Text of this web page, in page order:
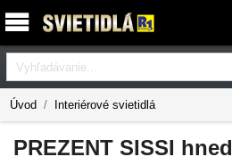
Vyhľadávanie
Úvod Interiérové svietidlá
PREZENT SISSI